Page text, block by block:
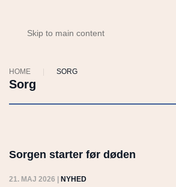
Skip to main content
HOME SORG
Sorg
Sorgen starter før døden
21. MAJ 2026 NYHED